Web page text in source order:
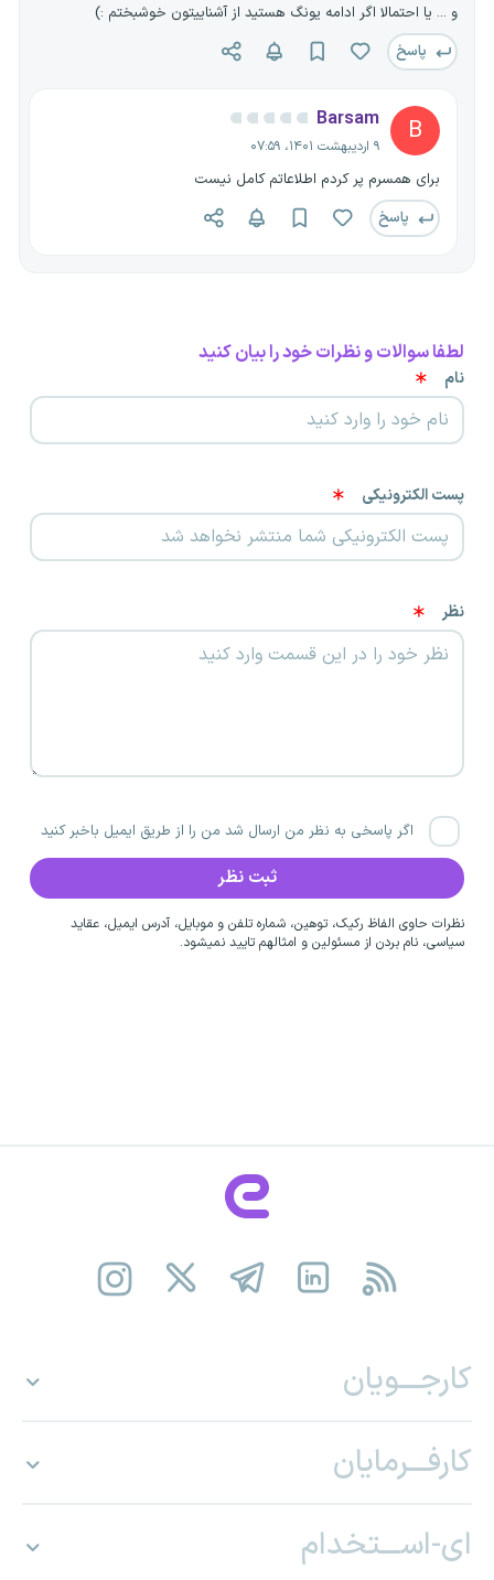
و ... یا احتمالا اگر ادامه یونگ هستید از آشناییتون خوشبختم :)
پاسخ
B
Barsam
۹ اردیبهشت ۱۴۰۱، ۰۷:۵۹
برای همسرم پر کردم اطلاعاتم کامل نیست
پاسخ
لطفا سوالات و نظرات خود را بیان کنید
نام
پست الکترونیکی
نظر
اگر پاسخی به نظر من ارسال شد من را از طریق ایمیل باخبر کنید
نظرات حاوی الفاظ رکیک، توهین، شماره تلفن و موبایل، آدرس ایمیل، عقاید
سیاسی، نام بردن از مسئولین و امثالهم تایید نمیشود.
کارجـــویان
کارفـــرمایان
ای-اســـتخدام